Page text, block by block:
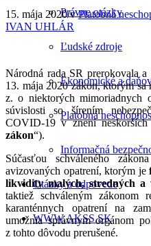
Právne otázky
Ľudské zdroje
Ekonomické a
Platobná
Informačná
Otázky a odpovede
WWW.AKSS.SK
15. mája 2020/vPlatobná
IVAN UHLÁR
Národná rada SR prerokovala
13. mája 2020 zákon, ktorým
z. o niektorých mimoriadnych
súvislosti so šírením
COVID-19 v znení
zákon“).
Súčasťou schváleného
avizovaných opatrení, ktorým je
likvidity malých, stredných
taktiež schváleným zákonom
karanténnych opatrení na
umožnia správnym orgánom
z tohto dôvodu prerušené.